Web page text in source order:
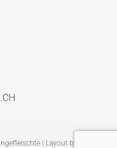
| Layout by